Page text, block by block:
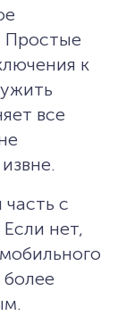
Простые
к
все
с
нет,